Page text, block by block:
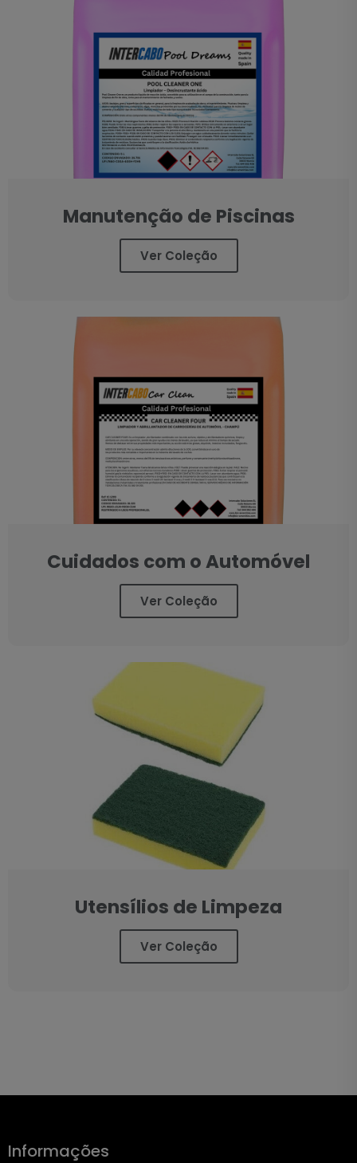
Manutenção de Piscinas
Ver Coleção
Cuidados com o Automóvel
Ver Coleção
Utensílios de Limpeza
Ver Coleção
Informações